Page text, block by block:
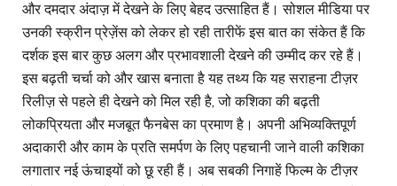
और दमदार अंदाज़ में देखने के लिए बेहद उत्साहित हैं। सोशल मीडिया पर
उनकी स्क्रीन प्रेज़ेंस को लेकर हो रही तारीफें इस बात का संकेत हैं कि
दर्शक इस बार कुछ अलग और प्रभावशाली देखने की उम्मीद कर रहे हैं।
इस बढ़ती चर्चा को और खास बनाता है यह तथ्य कि यह सराहना टीज़र
रिलीज़ से पहले ही देखने को मिल रही है, जो कशिका की बढ़ती
लोकप्रियता और मजबूत फैनबेस का प्रमाण है। अपनी अभिव्यक्तिपूर्ण
अदाकारी और काम के प्रति समर्पण के लिए पहचानी जाने वाली कशिका
लगातार नई ऊंचाइयों को छू रही हैं। अब सबकी निगाहें फिल्म के टीज़र